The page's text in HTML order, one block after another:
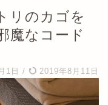
リのカゴを
なコード
1日 / 2019年8月11日